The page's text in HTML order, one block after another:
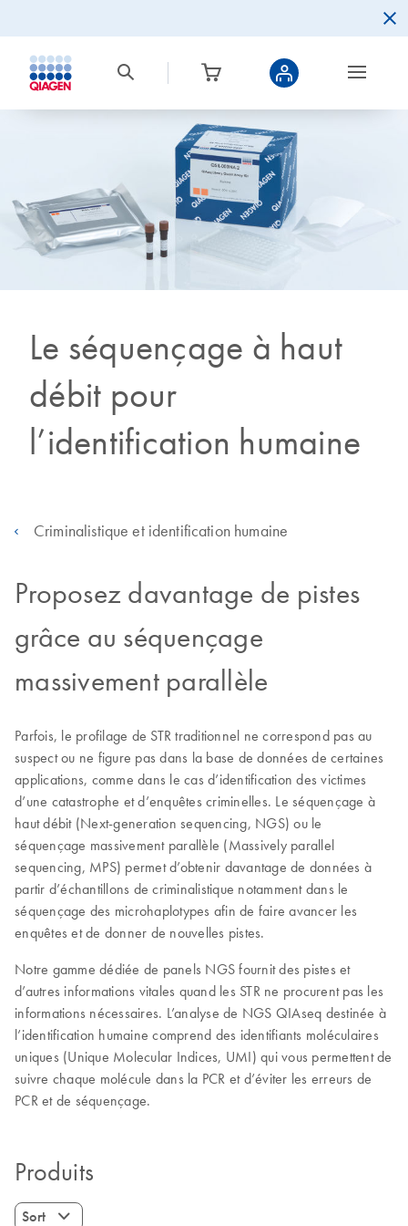
Le séquençage à haut
débit pour
l’identification humaine
Criminalistique et identification humaine
Proposez davantage de pistes
grâce au séquençage
massivement parallèle
Parfois, le profilage de STR traditionnel ne correspond pas au
suspect ou ne figure pas dans la base de données de certaines
applications, comme dans le cas d’identification des victimes
d’une catastrophe et d’enquêtes criminelles. Le séquençage à
haut débit (Next-generation sequencing, NGS) ou le
séquençage massivement parallèle (Massively parallel
sequencing, MPS) permet d’obtenir davantage de données à
partir d’échantillons de criminalistique notamment dans le
séquençage des microhaplotypes afin de faire avancer les
enquêtes et de donner de nouvelles pistes.
Notre gamme dédiée de panels NGS fournit des pistes et
d’autres informations vitales quand les STR ne procurent pas les
informations nécessaires. L’analyse de NGS QIAseq destinée à
l’identification humaine comprend des identifiants moléculaires
uniques (Unique Molecular Indices, UMI) qui vous permettent de
suivre chaque molécule dans la PCR et d’éviter les erreurs de
PCR et de séquençage.
Produits
Sort